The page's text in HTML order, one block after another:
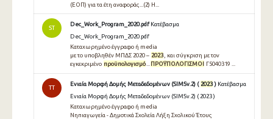
(ΕΟΠ) για τα έτη αναφοράς...(2) Η...
ST
Dec_Work_Program_2020.pdf Κατέβασμα
Dec_Work_Program_2020.pdf
Καταχωρημένο έγγραφο ή media
με το υποβληθέν ΜΠΔΣ 2020 – 2023, και σύγκριση με τον
εγκεκριμένο προϋπολογισμό... ΠΡΟΫΠΟΛΟΓΙΣΜΟΙ Γ5040319 ...
TT
Ενιαία Μορφή Δομής Μεταδεδομένων (SIMSv.2) ( 2023) Κατέβασμα
Ενιαία Μορφή Δομής Μεταδεδομένων (SIMSv.2) ( 2023 )
Καταχωρημένο έγγραφο ή media
Νηπιαγωγεία - Δημοτικά Σχολεία Λήξη Σχολικού Έτους